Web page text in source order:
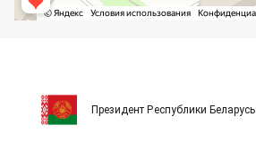
Президент Республики Беларусь